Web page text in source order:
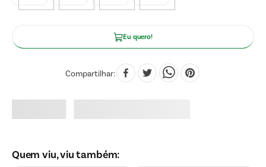
Eu quero!
Compartilhar
Quem viu, viu também: